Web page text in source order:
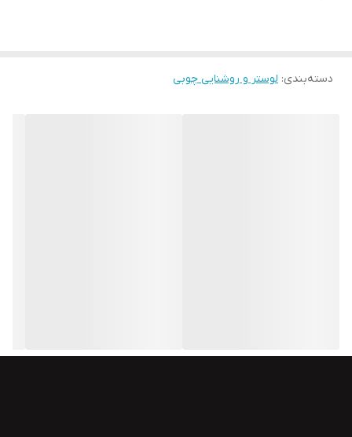
دسته‌بندی: لوستر و روشنایی چوبی